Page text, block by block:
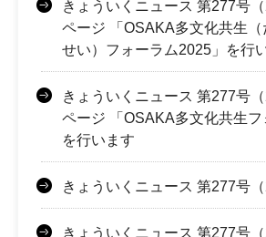
きょういくニュース 第277号
ページ 「OSAKA多文化共生（
せい）フォーラム2025」を行
きょういくニュース 第277号
ページ 「OSAKA多文化共生フ
を行います
きょういくニュース 第277号（
きょういくニュース 第277号